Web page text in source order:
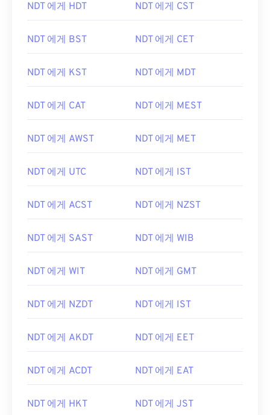
NDT 에게 HDT NDT 에게 CST
NDT 에게 BST NDT 에게 CET
NDT 에게 KST NDT 에게 MDT
NDT 에게 CAT NDT 에게 MEST
NDT 에게 AWST NDT 에게 MET
NDT 에게 UTC NDT 에게 IST
NDT 에게 ACST NDT 에게 NZST
NDT 에게 SAST NDT 에게 WIB
NDT 에게 WIT NDT 에게 GMT
NDT 에게 NZDT NDT 에게 IST
NDT 에게 AKDT NDT 에게 EET
NDT 에게 ACDT NDT 에게 EAT
NDT 에게 HKT NDT 에게 JST